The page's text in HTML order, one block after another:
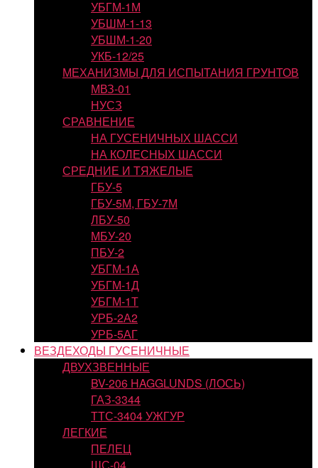
УБГМ-1М
УБШМ-1-13
УБШМ-1-20
УКБ-12/25
МЕХАНИЗМЫ ДЛЯ ИСПЫТАНИЯ ГРУНТОВ
МВЗ-01
НУСЗ
СРАВНЕНИЕ
НА ГУСЕНИЧНЫХ ШАССИ
НА КОЛЕСНЫХ ШАССИ
СРЕДНИЕ И ТЯЖЕЛЫЕ
ГБУ-5
ГБУ-5М, ГБУ-7М
ЛБУ-50
МБУ-20
ПБУ-2
УБГМ-1А
УБГМ-1Д
УБГМ-1Т
УРБ-2А2
УРБ-5АГ
ВЕЗДЕХОДЫ ГУСЕНИЧНЫЕ
ДВУХЗВЕННЫЕ
BV-206 HAGGLUNDS (ЛОСЬ)
ГАЗ-3344
ТТС-3404 УЖГУР
ЛЕГКИЕ
ПЕЛЕЦ